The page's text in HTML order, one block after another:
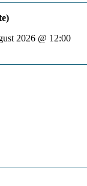
2026 @ 12:00